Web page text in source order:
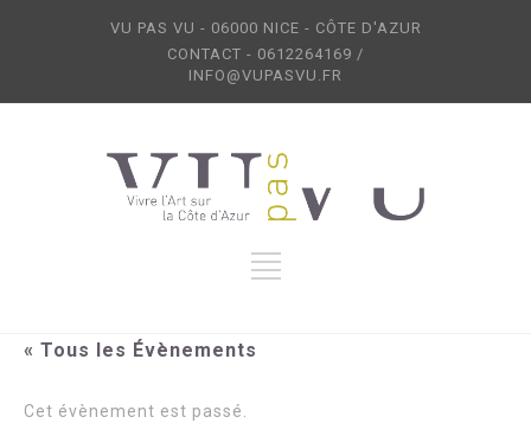
VU PAS VU - 06000 NICE - CÔTE D'AZUR
CONTACT - 0612264169 /
INFO@VUPASVU.FR
« Tous les Évènements
Cet évènement est passé.